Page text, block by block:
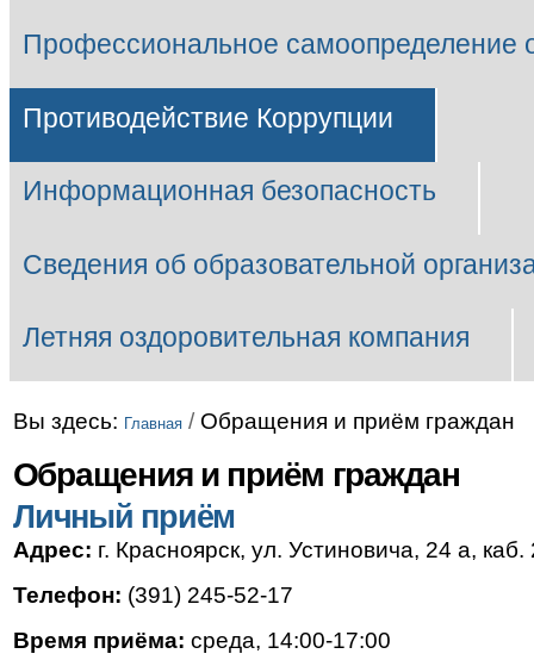
Профессиональное самоопределение
Противодействие Коррупции
Информационная безопасность
Сведения об образовательной
Летняя оздоровительная компания
Вы здесь: Главная / Обращения и приём граждан
Обращения и приём граждан
Личный приём
Адрес: г. Красноярск, ул. Устиновича, 24 а, каб.
Телефон: (391) 245-52-17
Время приёма: среда, 14:00-17:00